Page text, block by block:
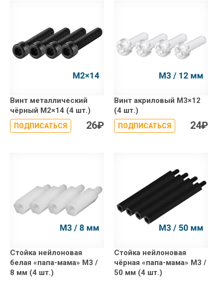
Винт металлический
чёрный М2×14 (4 шт.)
ПОДПИСАТЬСЯ 26₽
Винт акриловый М3×12
(4 шт.)
ПОДПИСАТЬСЯ 24₽
Стойка нейлоновая
белая «папа-мама» М3 /
8 мм (4 шт.)
Стойка нейлоновая
чёрная «папа-мама» М3 /
50 мм (4 шт.)